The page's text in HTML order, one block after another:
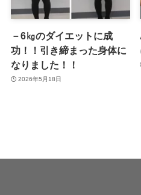
－6㎏のダイエットに成
功！！引き締まった身体に
なりました！！
2026年5月18日